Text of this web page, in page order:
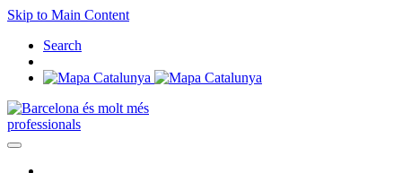
Skip to Main Content
Search
professionals